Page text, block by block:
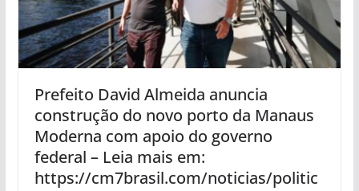
Prefeito David Almeida anuncia
construção do novo porto da Manaus
Moderna com apoio do governo
federal – Leia mais em:
https://cm7brasil.com/noticias/politic